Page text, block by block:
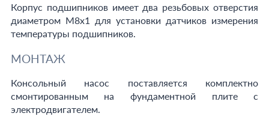
Корпус подшипников имеет два резьбовых отверстия
диаметром М8х1 для установки датчиков измерения
температуры подшипников.
МОНТАЖ
Консольный насос поставляется комплектно
смонтированным на фундаментной плите с
электродвигателем.